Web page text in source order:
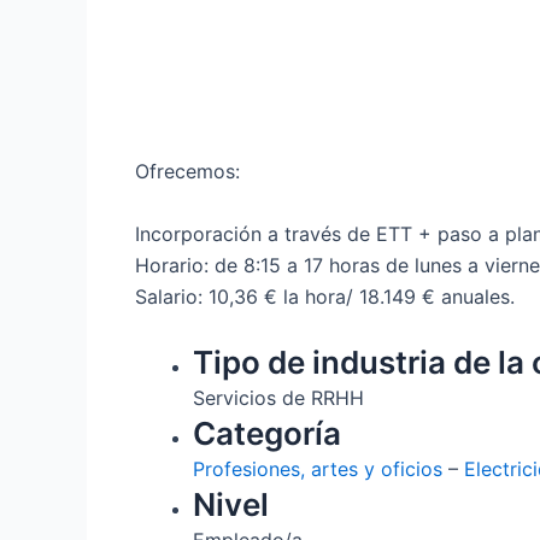
Ofrecemos:
Incorporación a través de ETT + paso a
Horario: de 8:15 a 17 horas de lunes a
Salario: 10,36 € la hora/ 18.149 € anuales.
Tipo de industria de la
Servicios de RRHH
Categoría
Profesiones, artes y oficios –
Nivel